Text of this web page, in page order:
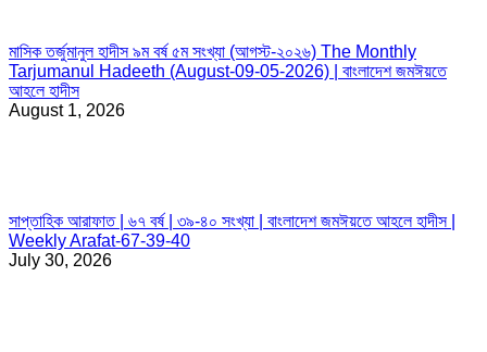
মাসিক তর্জুমানুল হাদীস ৯ম বর্ষ ৫ম সংখ্যা (আগস্ট-২০২৬) The Monthly
Tarjumanul Hadeeth (August-09-05-2026) | বাংলাদেশ জমঈয়তে
আহলে হাদীস
August 1, 2026
সাপ্তাহিক আরাফাত | ৬৭ বর্ষ | ৩৯-৪০ সংখ্যা | বাংলাদেশ জমঈয়তে আহলে হাদীস |
Weekly Arafat-67-39-40
July 30, 2026